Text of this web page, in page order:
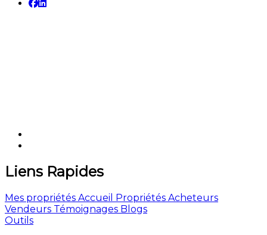
Liens Rapides
Mes propriétés Accueil Propriétés Acheteurs
Vendeurs Témoignages Blogs
Outils